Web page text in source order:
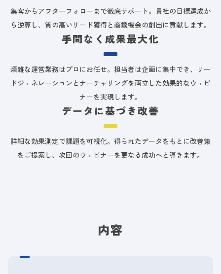
集客からアフターフォローまで徹底サポート。貴社の目標達成か
ら逆算し、質の高いリード獲得と商談機会の創出に貢献します。
手間なく成果最大化
煩雑な運営業務はプロにお任せ。担当者は企画に集中でき、リー
ドジェネレーションとナーチャリングを両立した効果的なウェビ
ナーを実現します。
データに基づき改善
詳細な効果測定で課題を可視化。得られたデータをもとに改善策
をご提案し、次回のウェビナーを更なる成功へと導きます。
内容